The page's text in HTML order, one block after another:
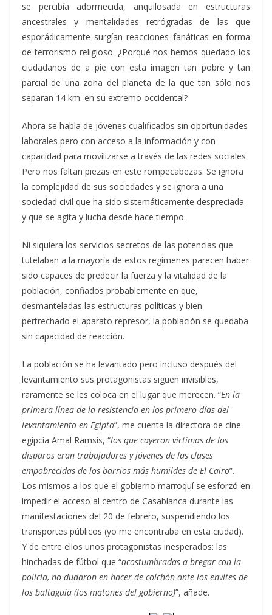
se percibía adormecida, anquilosada en estructuras
ancestrales y mentalidades retrógradas de las que
esporádicamente surgían reacciones fanáticas en forma
de terrorismo religioso. ¿Porqué nos hemos quedado los
ciudadanos de a pie con esta imagen tan pobre y tan
parcial de una zona del planeta de la que tan sólo nos
separan 14 km. en su extremo occidental?
Ahora se habla de jóvenes cualificados sin oportunidades
laborales pero con acceso a la información y con
capacidad para movilizarse a través de las redes sociales.
Pero nos faltan piezas en este rompecabezas. Se ignora
la complejidad de sus sociedades y se ignora a una
sociedad civil que ha sido sistemáticamente despreciada
y que se agita y lucha desde hace tiempo.
Ni siquiera los servicios secretos de las potencias que
tutelaban a la mayoría de estos regímenes parecen haber
sido capaces de predecir la fuerza y la vitalidad de la
población, confiados probablemente en que,
desmanteladas las estructuras políticas y bien
pertrechado el aparato represor, la población se quedaba
sin capacidad de reacción.
La población se ha levantado pero incluso después del
levantamiento sus protagonistas siguen invisibles,
raramente se les coloca en el lugar que merecen. “En la
primera línea de la resistencia en los primero días del
levantamiento en Egipto”, me cuenta la directora de cine
egipcia Amal Ramsís, “los que cayeron víctimas de los
disparos eran trabajadores y jóvenes de las clases
empobrecidas de los barrios más humildes de El Cairo”.
Los mismos a los que el gobierno marroquí se esforzó en
impedir el acceso al centro de Casablanca durante las
manifestaciones del 20 de febrero, suspendiendo los
transportes públicos (yo me encontraba en esta ciudad).
Y de entre ellos unos protagonistas inesperados: las
hinchadas de fútbol que “acostumbradas a bregar con la
policía, no dudaron en hacer de colchón ante los envites de
los baltaguía (los matones del gobierno)”, añade.